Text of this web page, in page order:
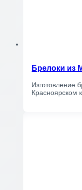
Брелоки из
Изготовление
Красноярском